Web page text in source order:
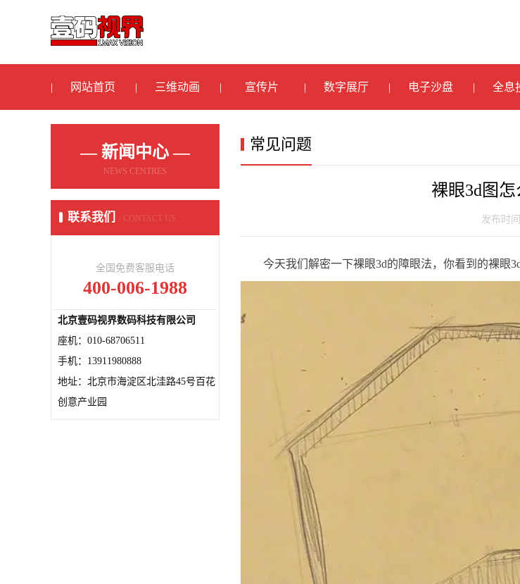
网站首页 三维动画 宣传片 数字展厅 电子沙盘 全息
— 新闻中心 —
NEWS CENTRES
联系我们 / CONTACT US
全国免费客服电话
400-006-1988
北京壹码视界数码科技有限公司
座机：010-68706511
手机：13911980888
地址：北京市海淀区北洼路45号百花
创意产业园
常见问题
裸眼3d图
发布时
今天我们解密一下裸眼3d的障眼法，你看到的裸眼